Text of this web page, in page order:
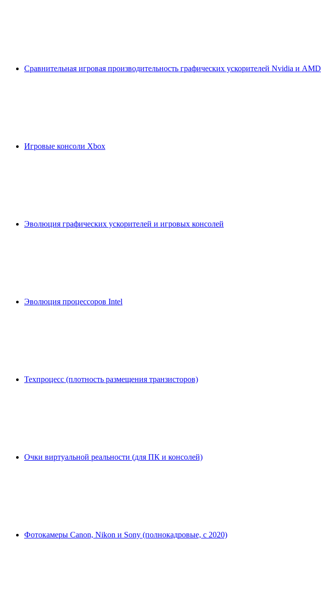
Сравнительная игровая производительность графических ускорителей Nvidia и AMD
Игровые консоли Xbox
Эволюция графических ускорителей и игровых консолей
Эволюция процессоров Intel
Техпроцесс (плотность размещения транзисторов)
Очки виртуальной реальности (для ПК и консолей)
Фотокамеры Canon, Nikon и Sony (полнокадровые, с 2020)